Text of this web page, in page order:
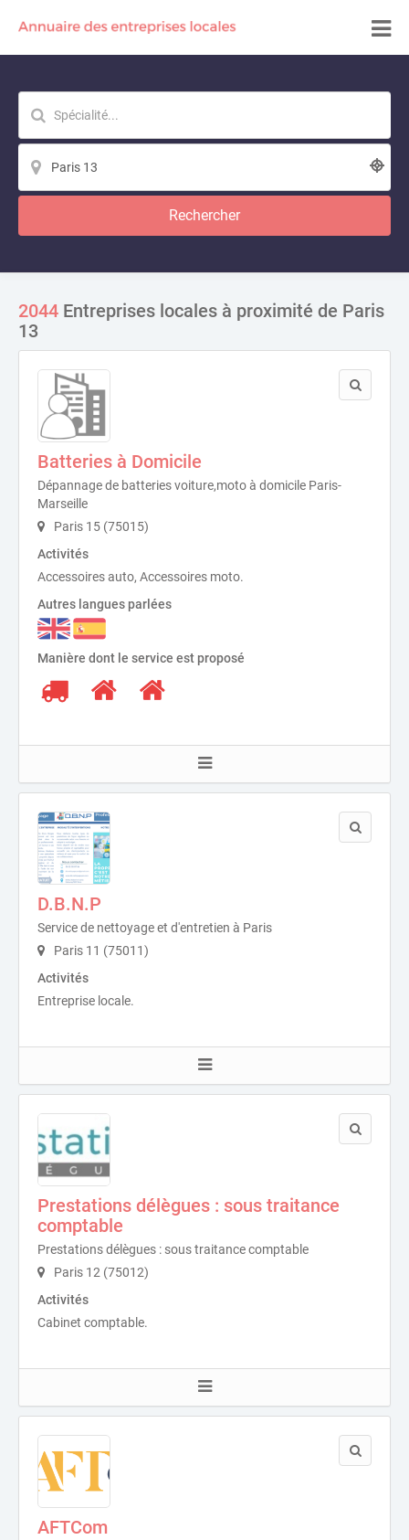
Rechercher
2044 Entreprises locales à proximité de Paris
13
Batteries à Domicile
Dépannage de batteries voiture,moto à domicile Paris-
Marseille
Paris 15 (75015)
Activités
Accessoires auto, Accessoires moto.
Autres langues parlées
Manière dont le service est proposé
D.B.N.P
Service de nettoyage et d'entretien à Paris
Paris 11 (75011)
Activités
Entreprise locale.
Prestations délègues : sous traitance
comptable
Prestations délègues : sous traitance comptable
Paris 12 (75012)
Activités
Cabinet comptable.
AFTCom